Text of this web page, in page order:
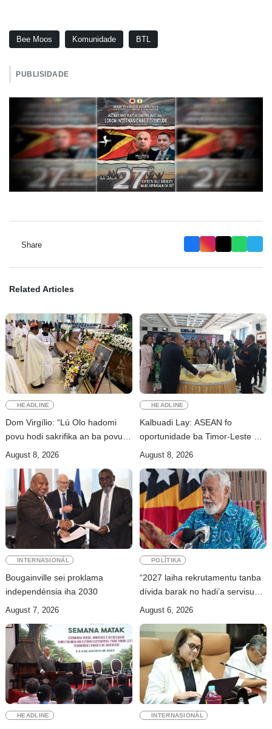
Bee Moos Komunidade BTL
PUBLISIDADE
Share
Related Articles
HEADLINE
Dom Virgílio: “Lú Olo hadomi
povu hodi sakrifika an ba povu
no nasaun ho fuan”
August 8, 2026
HEADLINE
Kalbuadi Lay: ASEAN fo
oportunidade ba Timor-Leste atu
aselera transformasaun
August 8, 2026
INTERNASIONÁL
Bougainville sei proklama
independénsia iha 2030
August 7, 2026
POLÍTIKA
“2027 laiha rekrutamentu tanba
dívida barak no hadi’a servisu
bazeia ba grau”
August 6, 2026
HEADLINE INTERNASIONÁL